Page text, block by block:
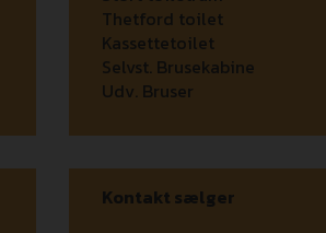
Thetford toilet
Kassettetoilet
Selvst. Brusekabine
Udv. Bruser
Kontakt sælger